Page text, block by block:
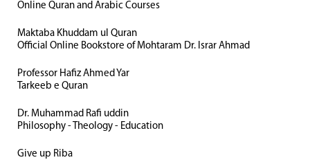
Online Quran and Arabic Courses
Maktaba Khuddam ul Quran
Official Online Bookstore of Mohtaram Dr. Israr Ahmad
Professor Hafiz Ahmed Yar
Tarkeeb e Quran
Dr. Muhammad Rafi uddin
Philosophy - Theology - Education
Give up Riba